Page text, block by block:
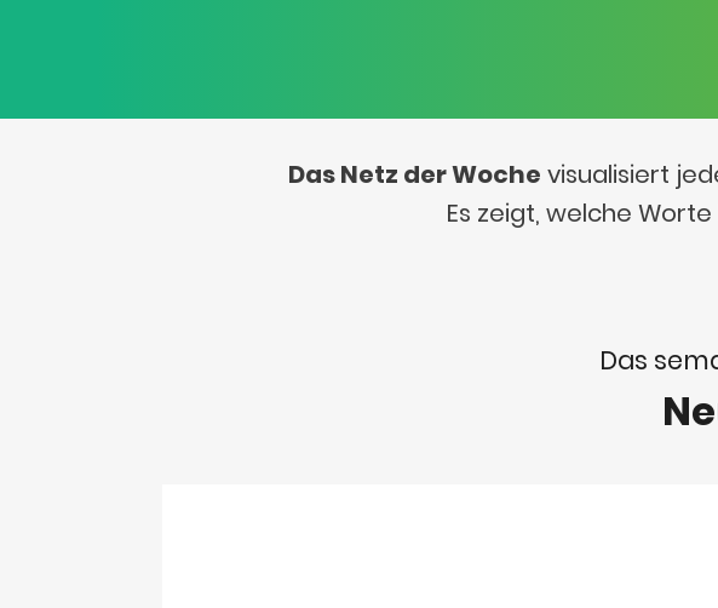
Das Netz der Woche visualisiert
Es zeigt, welche
Das